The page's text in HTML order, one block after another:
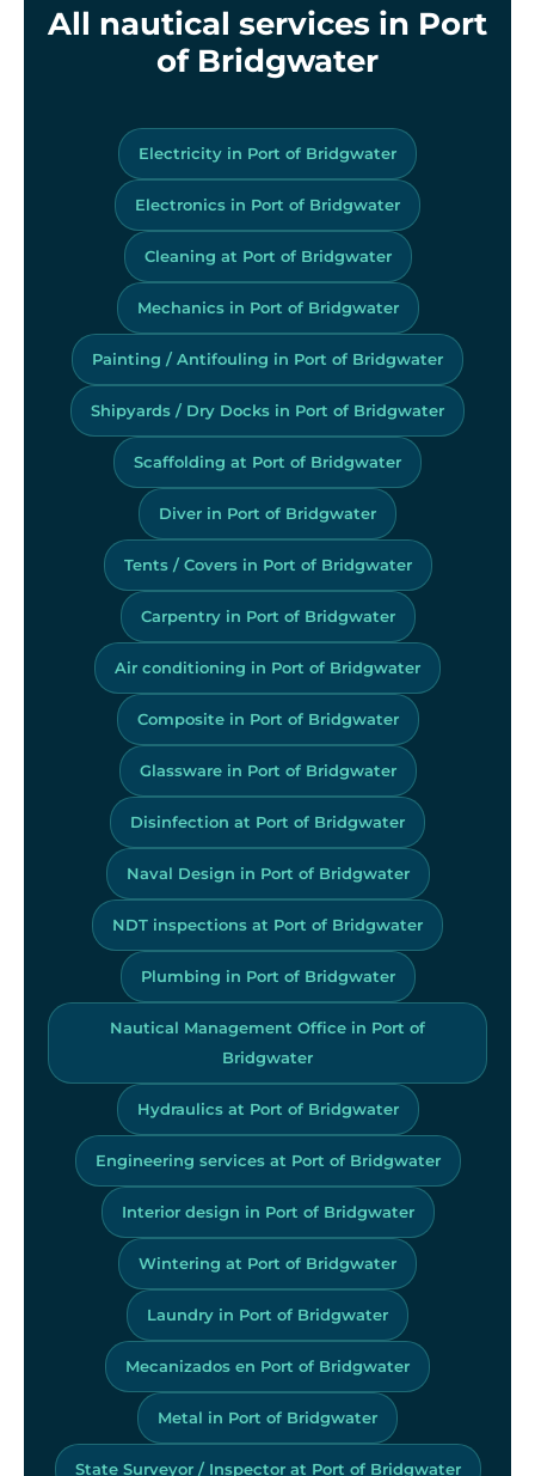
All nautical services in Port
of Bridgwater
Electricity in Port of Bridgwater
Electronics in Port of Bridgwater
Cleaning at Port of Bridgwater
Mechanics in Port of Bridgwater
Painting / Antifouling in Port of Bridgwater
Shipyards / Dry Docks in Port of Bridgwater
Scaffolding at Port of Bridgwater
Diver in Port of Bridgwater
Tents / Covers in Port of Bridgwater
Carpentry in Port of Bridgwater
Air conditioning in Port of Bridgwater
Composite in Port of Bridgwater
Glassware in Port of Bridgwater
Disinfection at Port of Bridgwater
Naval Design in Port of Bridgwater
NDT inspections at Port of Bridgwater
Plumbing in Port of Bridgwater
Nautical Management Office in Port of
Bridgwater
Hydraulics at Port of Bridgwater
Engineering services at Port of Bridgwater
Interior design in Port of Bridgwater
Wintering at Port of Bridgwater
Laundry in Port of Bridgwater
Mecanizados en Port of Bridgwater
Metal in Port of Bridgwater
State Surveyor / Inspector at Port of Bridgwater